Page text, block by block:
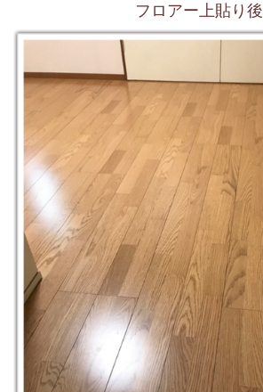
フロアー上貼り後